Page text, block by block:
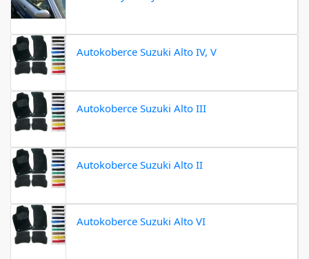
Autokoberce Suzuki Alto IV, V
Autokoberce Suzuki Alto III
Autokoberce Suzuki Alto II
Autokoberce Suzuki Alto VI